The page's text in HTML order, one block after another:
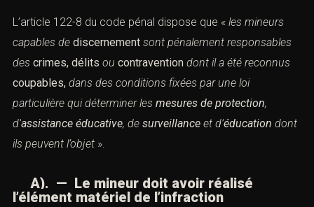
L’article 122-8 du code pénal dispose que « les mineurs
capables de discernement sont pénalement responsables
des crimes, délits ou contravention dont il a été reconnus
coupables, dans des conditions fixées par une loi
particulière qui déterminer les mesures de protection,
d’assistance éducative, de surveillance et d’éducation dont
ils peuvent l’objet ».
A). — Le mineur doit avoir réalisé
l’élément matériel de l’infraction